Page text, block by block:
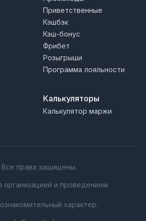
Приветственные
Кэшбэк
Кэш-бонус
Фрибет
Розыгрыши
Программа лояльности
Калькуляторы
Калькулятор маржи
права защищены.
организацией и проведением
характер.